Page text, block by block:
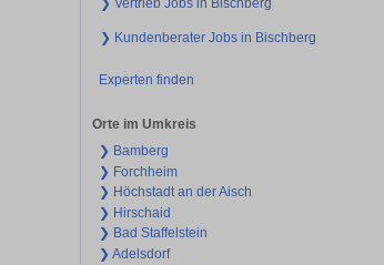
❯ Vertrieb Jobs in Bischberg
❯ Kundenberater Jobs in Bischberg
Experten finden
Orte im Umkreis
❯ Bamberg
❯ Forchheim
❯ Höchstadt an der Aisch
❯ Hirschaid
❯ Bad Staffelstein
❯ Adelsdorf